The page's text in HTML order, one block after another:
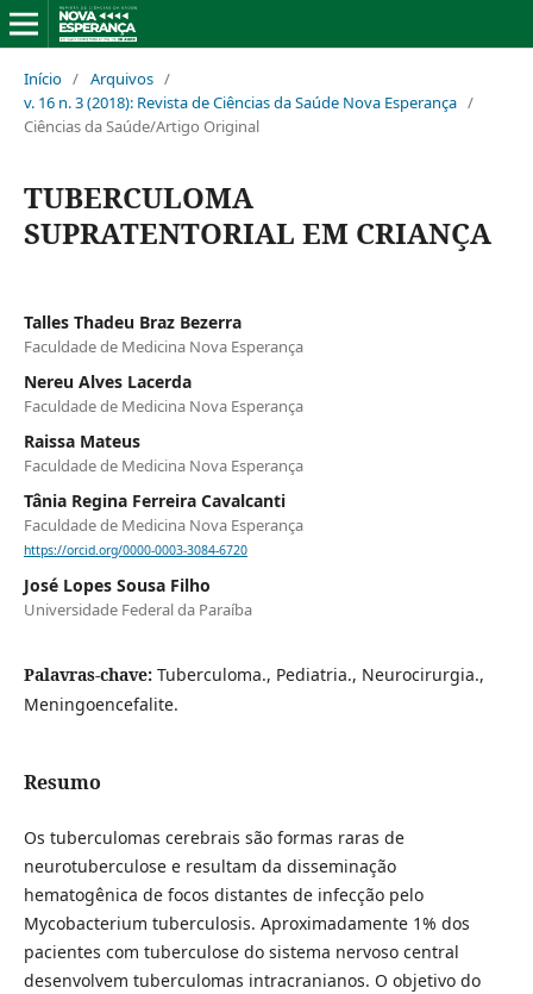
Início / Arquivos /
v. 16 n. 3 (2018): Revista de Ciências da Saúde Nova Esperança /
Ciências da Saúde/Artigo Original
TUBERCULOMA
SUPRATENTORIAL EM CRIANÇA
Talles Thadeu Braz Bezerra
Faculdade de Medicina Nova Esperança
Nereu Alves Lacerda
Faculdade de Medicina Nova Esperança
Raissa Mateus
Faculdade de Medicina Nova Esperança
Tânia Regina Ferreira Cavalcanti
Faculdade de Medicina Nova Esperança
https://orcid.org/0000-0003-3084-6720
José Lopes Sousa Filho
Universidade Federal da Paraíba
Palavras-chave: Tuberculoma., Pediatria., Neurocirurgia.,
Meningoencefalite.
Resumo
Os tuberculomas cerebrais são formas raras de
neurotuberculose e resultam da disseminação
hematogênica de focos distantes de infecção pelo
Mycobacterium tuberculosis. Aproximadamente 1% dos
pacientes com tuberculose do sistema nervoso central
desenvolvem tuberculomas intracranianos. O objetivo do